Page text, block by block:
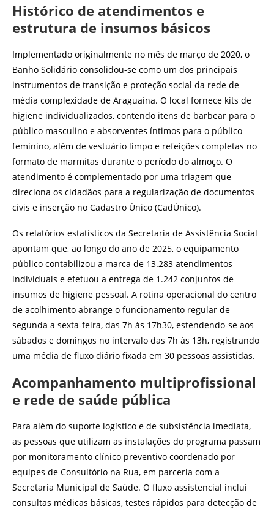
Histórico de atendimentos e
estrutura de insumos básicos
Implementado originalmente no mês de março de 2020, o
Banho Solidário consolidou-se como um dos principais
instrumentos de transição e proteção social da rede de
média complexidade de Araguaína. O local fornece kits de
higiene individualizados, contendo itens de barbear para o
público masculino e absorventes íntimos para o público
feminino, além de vestuário limpo e refeições completas no
formato de marmitas durante o período do almoço. O
atendimento é complementado por uma triagem que
direciona os cidadãos para a regularização de documentos
civis e inserção no Cadastro Único (CadÚnico).
Os relatórios estatísticos da Secretaria de Assistência Social
apontam que, ao longo do ano de 2025, o equipamento
público contabilizou a marca de 13.283 atendimentos
individuais e efetuou a entrega de 1.242 conjuntos de
insumos de higiene pessoal. A rotina operacional do centro
de acolhimento abrange o funcionamento regular de
segunda a sexta-feira, das 7h às 17h30, estendendo-se aos
sábados e domingos no intervalo das 7h às 13h, registrando
uma média de fluxo diário fixada em 30 pessoas assistidas.
Acompanhamento multiprofissional
e rede de saúde pública
Para além do suporte logístico e de subsistência imediata,
as pessoas que utilizam as instalações do programa passam
por monitoramento clínico preventivo coordenado por
equipes de Consultório na Rua, em parceria com a
Secretaria Municipal de Saúde. O fluxo assistencial inclui
consultas médicas básicas, testes rápidos para detecção de